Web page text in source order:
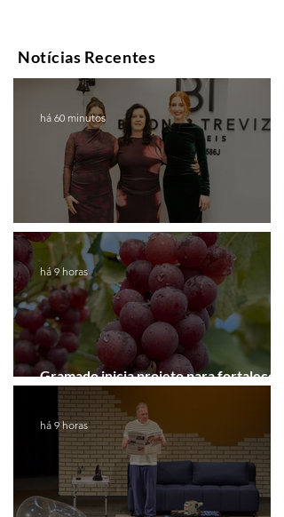
Notícias Recentes
Coluna de |Caxias
há 60 minutos
Gramado inicia projeto para fortalecer a
Rota do Vinho
há 9 horas
há 9 horas